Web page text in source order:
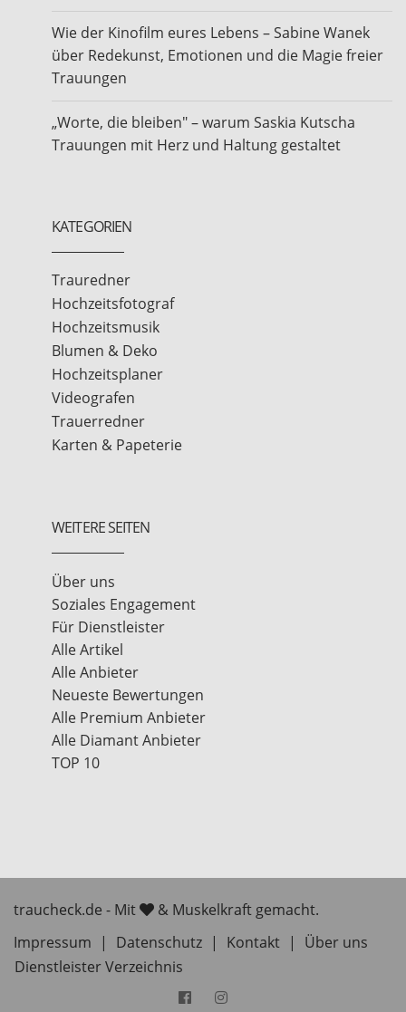
Wie der Kinofilm eures Lebens – Sabine Wanek
über Redekunst, Emotionen und die Magie freier
Trauungen
„Worte, die bleiben" – warum Saskia Kutscha
Trauungen mit Herz und Haltung gestaltet
KATEGORIEN
Trauredner
Hochzeitsfotograf
Hochzeitsmusik
Blumen & Deko
Hochzeitsplaner
Videografen
Trauerredner
Karten & Papeterie
WEITERE SEITEN
Über uns
Soziales Engagement
Für Dienstleister
Alle Artikel
Alle Anbieter
Neueste Bewertungen
Alle Premium Anbieter
Alle Diamant Anbieter
TOP 10
traucheck.de - Mit
& Muskelkraft gemacht.
Impressum
| Datenschutz | Kontakt |
Über uns
Dienstleister Verzeichnis